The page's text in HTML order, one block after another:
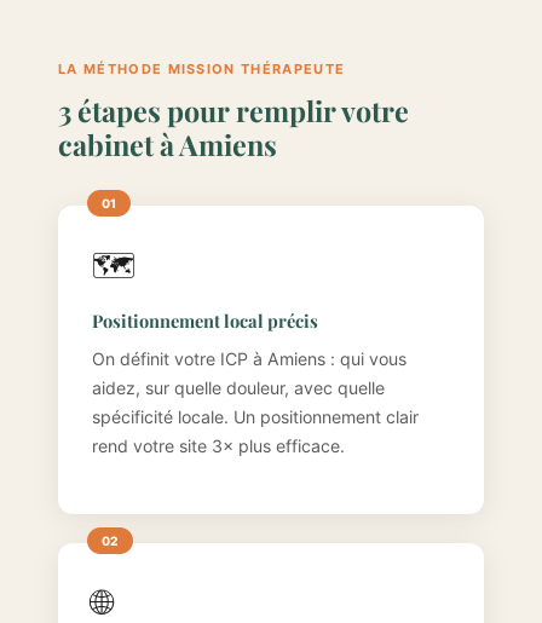
LA MÉTHODE MISSION THÉRAPEUTE
3 étapes pour remplir votre
cabinet à Amiens
🗺️
Positionnement local précis
On définit votre ICP à Amiens : qui vous
aidez, sur quelle douleur, avec quelle
spécificité locale. Un positionnement clair
rend votre site 3× plus efficace.
🌐